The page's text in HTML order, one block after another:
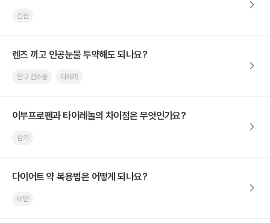
건선
렌즈 끼고 인공눈물 투약해도 되나요?
안구 건조증 다래끼
이부프로펜과 타이레놀의 차이점은 무엇인가요?
감기
다이어트 약 복용법은 어떻게 되나요?
비만